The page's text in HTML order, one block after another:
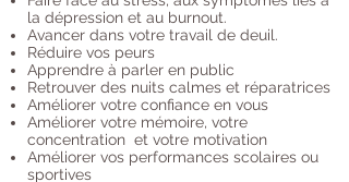
la dépression et au burnout.
Avancer dans votre travail de deuil.
Réduire vos peurs
Apprendre à parler en public
Retrouver des nuits calmes et réparatrices
Améliorer votre confiance en vous
Améliorer votre mémoire, votre
concentration et votre motivation
Améliorer vos performances scolaires ou
sportives